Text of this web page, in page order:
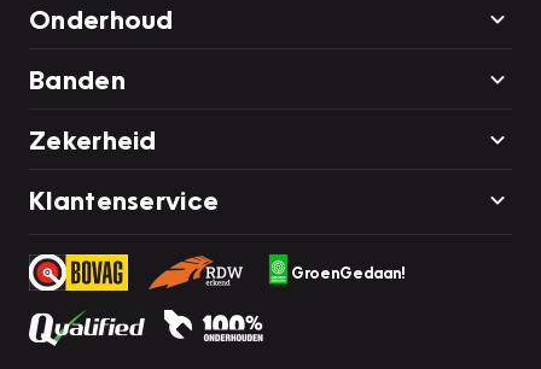
Onderhoud
Banden
Zekerheid
Klantenservice
GroenGedaan!